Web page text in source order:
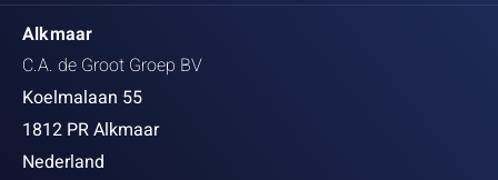
Alkmaar
C.A. de Groot Groep BV
Koelmalaan 55
1812 PR Alkmaar
Nederland